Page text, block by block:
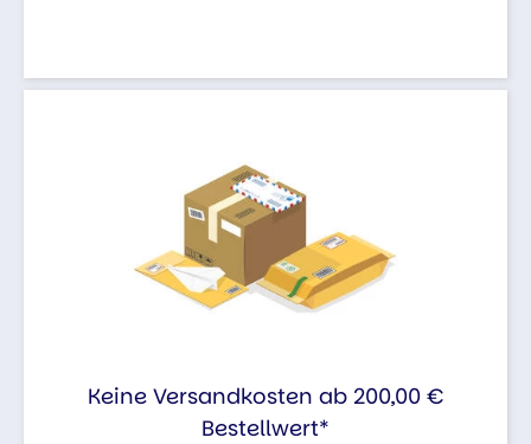
Keine Versandkosten ab 200,00 €
Bestellwert*